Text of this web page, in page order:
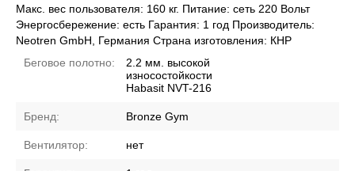
Макс. вес пользователя: 160 кг. Питание: сеть 220 Вольт
Энергосбережение: есть Гарантия: 1 год Производитель:
Neotren GmbH, Германия Страна изготовления: КНР
Беговое полотно:
2.2 мм. высокой
износостойкости
Habasit NVT-216
Бренд: Bronze Gym
Вентилятор: нет